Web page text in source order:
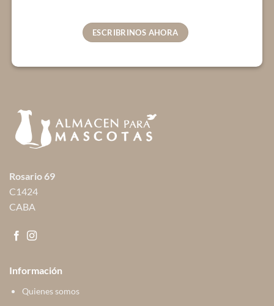
ESCRIBRINOS AHORA
Rosario 69
C1424
CABA
Información
Quienes somos